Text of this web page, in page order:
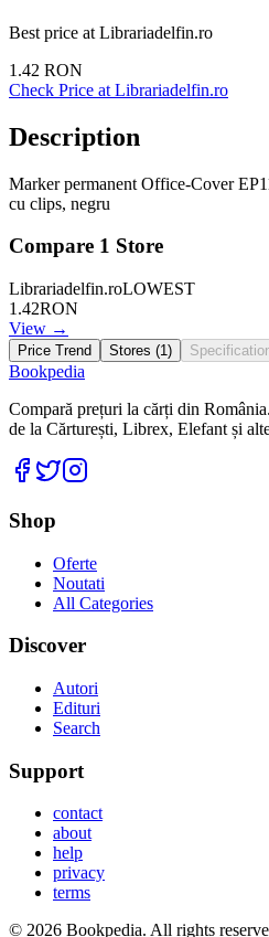
Best price at Librariadelfin.ro
1.42 RON
Check Price at Librariadelfin.ro
Description
Marker permanent Office-Cover
cu clips, negru
Compare 1 Store
Librariadelfin.roLOWEST
1.42RON
View →
Price Trend Stores (1)
Bookpedia
Compară prețuri la cărți din
de la Cărturești, Librex, Elefant și
Facebook
Twitter
Shop
Oferte
Noutati
All Categories
Discover
Autori
Edituri
Search
Support
contact
about
help
privacy
terms
© 2026 Bookpedia. All rights